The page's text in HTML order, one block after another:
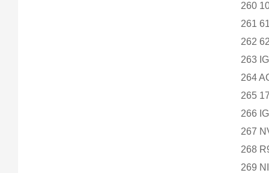
260
261
262
263
264
265
266
267
268
269